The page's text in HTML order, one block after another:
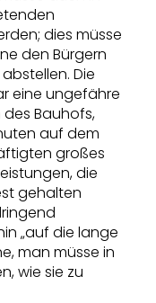
dies müsse
den Bürgern
Die
eine ungefähre
Bauhofs,
auf dem
großes
die
gehalten
„auf die lange
man müsse in
wie sie zu